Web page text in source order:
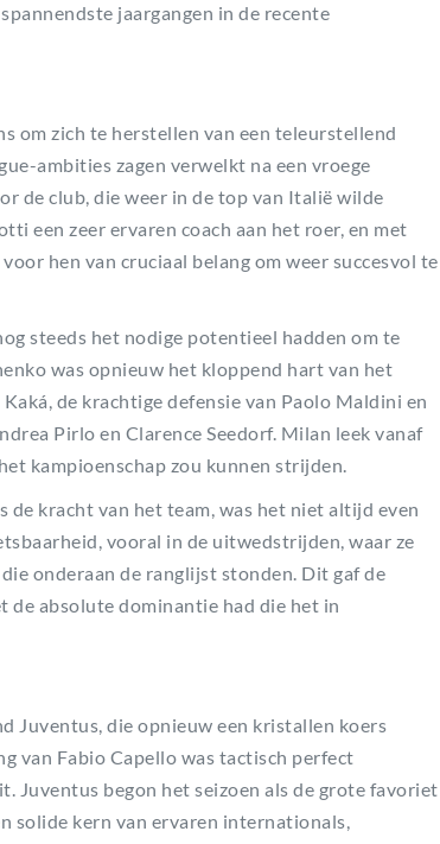
jaargangen in de recente
om zich te herstellen van een teleurstellend
ambities zagen verwelkt na een vroege
de club, die weer in de top van Italië wilde
een zeer ervaren coach aan het roer, en met
hen van cruciaal belang om weer succesvol te
steeds het nodige potentieel hadden om te
was opnieuw het kloppend hart van het
de krachtige defensie van Paolo Maldini en
Pirlo en Clarence Seedorf. Milan leek vanaf
kampioenschap zou kunnen strijden.
de kracht van het team, was het niet altijd even
vooral in de uitwedstrijden, waar ze
onderaan de ranglijst stonden. Dit gaf de
de absolute dominantie had die het in
Juventus, die opnieuw een kristallen koers
van Fabio Capello was tactisch perfect
Juventus begon het seizoen als de grote favoriet
solide kern van ervaren internationals,